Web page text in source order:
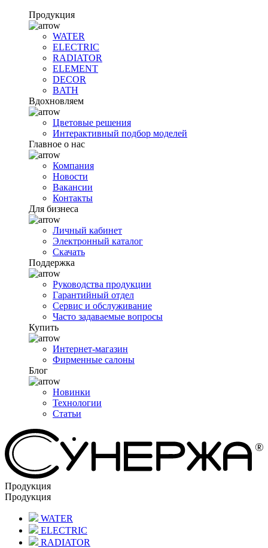
Продукция
WATER
ELECTRIC
RADIATOR
ELEMENT
DECOR
BATH
Вдохновляем
Цветовые решения
Интерактивный подбор моделей
Главное о нас
Компания
Новости
Вакансии
Контакты
Для бизнеса
Личный кабинет
Электронный каталог
Скачать
Поддержка
Руководства продукции
Гарантийный отдел
Сервис и обслуживание
Часто задаваемые вопросы
Купить
Интернет-магазин
Фирменные салоны
Блог
Новинки
Технологии
Статьи
Продукция
Продукция
WATER
ELECTRIC
RADIATOR